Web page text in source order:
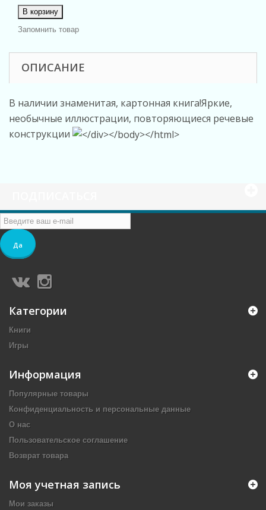
В корзину
Запомнить товар
ОПИСАНИЕ
В наличии знаменитая, картонная книга!Яркие,
необычные иллюстрации, повторяющиеся речевые
конструкции
Да
Категории
Книги
Игры
Информация
Популярные товары
Конфиденциальность и персональные данные
О нас
Пользовательское соглашение
Возврат товара
Моя учетная запись
Мои заказы